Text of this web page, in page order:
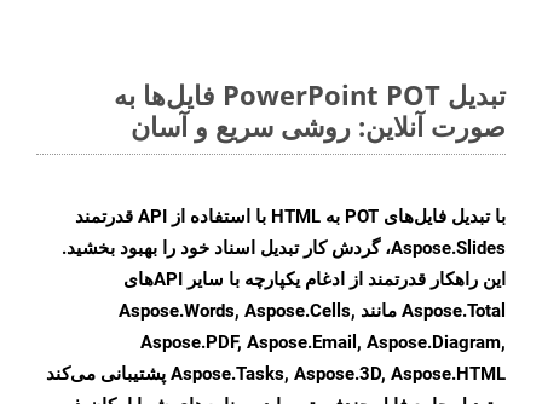
تبدیل PowerPoint POT فایل‌ها به
صورت آنلاین: روشی سریع و آسان
با تبدیل فایل‌های POT به HTML با استفاده از API قدرتمند
Aspose.Slides، گردش کار تبدیل اسناد خود را بهبود بخشید.
این راهکار قدرتمند از ادغام یکپارچه با سایر APIهای
Aspose.Total مانند Aspose.Words, Aspose.Cells,
Aspose.PDF, Aspose.Email, Aspose.Diagram,
Aspose.Tasks, Aspose.3D, Aspose.HTML پشتیبانی می‌کند